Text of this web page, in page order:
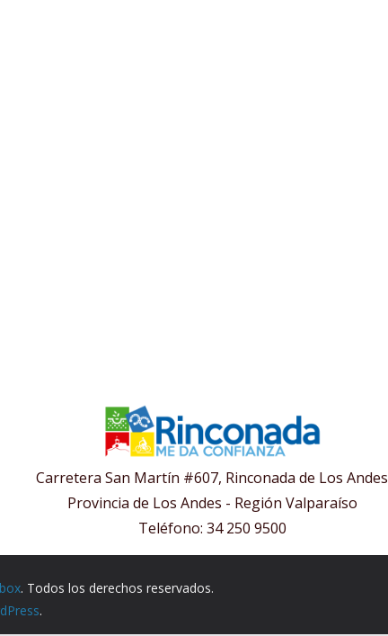
Carretera San Martín #607, Rinconada de Los Andes
Provincia de Los Andes - Región Valparaíso
Teléfono: 34 250 9500
. Todos los derechos reservados.
.